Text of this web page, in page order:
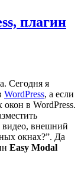
плагин
а. Сегодня я
WordPress, а если
в WordPress.
видео, внешний
окнах?”. Да
Easy Modal